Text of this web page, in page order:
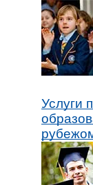
Услуги